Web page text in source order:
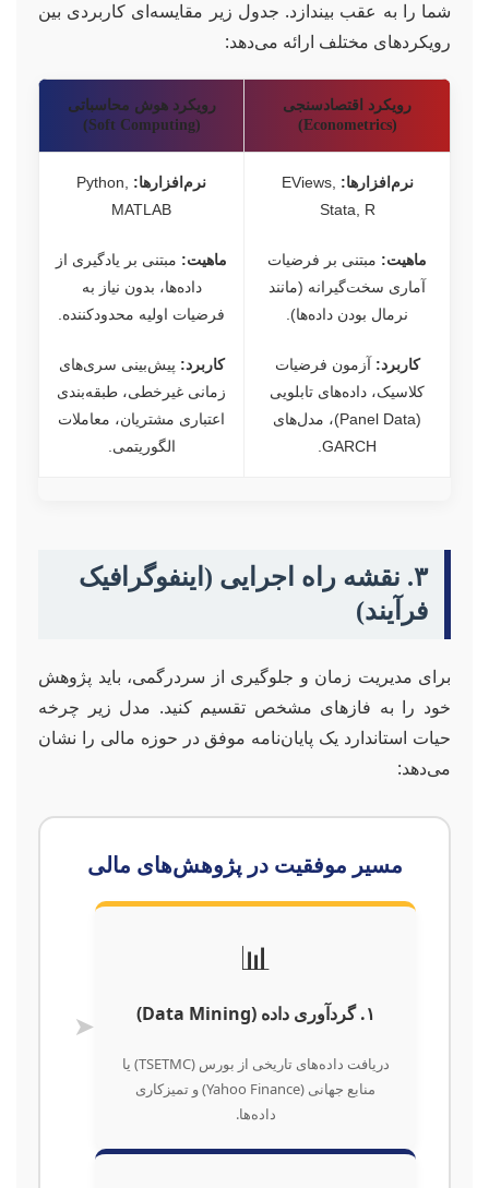
شما را به عقب بیندازد. جدول زیر مقایسه‌ای کاربردی بین
رویکردهای مختلف ارائه می‌دهد:
رویکرد اقتصادسنجی
(Econometrics)
رویکرد هوش محاسباتی
(Soft Computing)
نرم‌افزارها: EViews,
Stata, R
ماهیت: مبتنی بر فرضیات
آماری سخت‌گیرانه (مانند
نرمال بودن داده‌ها).
کاربرد: آزمون فرضیات
کلاسیک، داده‌های تابلویی
(Panel Data)، مدل‌های
GARCH.
نرم‌افزارها:
Python,
MATLAB
ماهیت: مبتنی بر یادگیری از
داده‌ها، بدون نیاز به
فرضیات اولیه محدودکننده.
کاربرد: پیش‌بینی سری‌های
زمانی غیرخطی، طبقه‌بندی
اعتباری مشتریان، معاملات
الگوریتمی.
۳. نقشه راه اجرایی (اینفوگرافیک
فرآیند)
برای مدیریت زمان و جلوگیری از سردرگمی، باید پژوهش
خود را به فازهای مشخص تقسیم کنید. مدل زیر چرخه
حیات استاندارد یک پایان‌نامه موفق در حوزه مالی را نشان
می‌دهد:
مسیر موفقیت در پژوهش‌های مالی
📊
۱. گردآوری داده (Data Mining)
دریافت داده‌های تاریخی از بورس (TSETMC) یا
منابع جهانی (Yahoo Finance) و تمیزکاری
داده‌ها.
➤